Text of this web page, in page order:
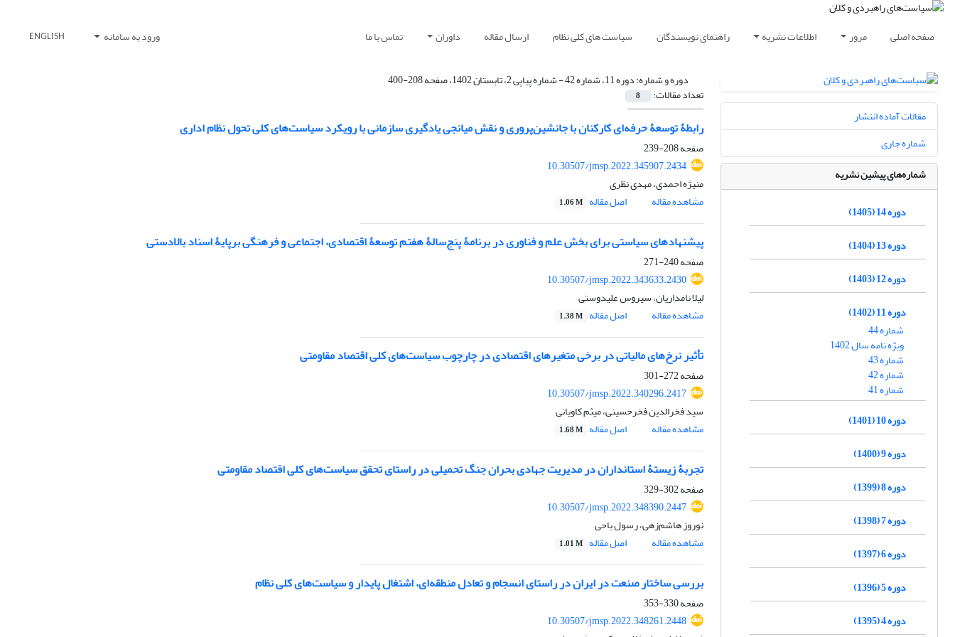
صفحه اصلی مرور اطلاعات نشریه راهنمای نویسندگان سیاست های کلی نظام ارسال مقاله داوران تماس با ما ورود به سامانه ENGLISH
دوره و شماره:دوره 11، شماره 42 - شماره پیاپی 2، تابستان 1402، صفحه 208-400
تعداد مقالات: 8
رابطۀ توسعۀ حرفه‌ای کارکنان با جانشین‌پروری و نقش میانجی یادگیری سازمانی با رویکرد سیاست‌های کلی تحول نظام اداری
صفحه208-239
10.30507/jmsp.2022.345907.2434
منیژه احمدی، مهدی نظری
مشاهده مقاله
اصل مقاله 1.06 M
پیشنهادهای سیاستی برای بخش علم و فناوری در برنامۀ پنج‌سالۀ هفتم توسعۀ اقتصادی، اجتماعی و فرهنگی برپایۀ اسناد بالادستی
صفحه240-271
10.30507/jmsp.2022.343633.2430
لیلا نامداریان، سیروس علیدوستی
مشاهده مقاله
اصل مقاله 1.38 M
تأثیر نرخ‌های مالیاتی در برخی متغیرهای اقتصادی در چارچوب سیاست‌های کلی اقتصاد مقاومتی
صفحه272-301
10.30507/jmsp.2022.340296.2417
سید فخرالدین فخرحسینی، میثم کاویانی
مشاهده مقاله
اصل مقاله 1.68 M
تجربۀ زیستۀ استانداران در مدیریت جهادی بحران جنگ تحمیلی در راستای تحقق سیاست‌های کلی اقتصاد مقاومتی
صفحه302-329
10.30507/jmsp.2022.348390.2447
نوروز هاشم‌زهی، رسول یاحی
مشاهده مقاله
اصل مقاله 1.01 M
بررسی ساختار صنعت در ایران در راستای انسجام و تعادل منطقه‌ای، اشتغال پایدار و سیاست‌های کلی نظام
صفحه330-353
10.30507/jmsp.2022.348261.2448
مقالات آماده انتشار
شماره جاری
شماره‌های پیشین نشریه
دوره 14 (1405)
دوره 13 (1404)
دوره 12 (1403)
دوره 11 (1402)
شماره 44
ویژه نامه سال 1402
شماره 43
شماره 42
شماره 41
دوره 10 (1401)
دوره 9 (1400)
دوره 8 (1399)
دوره 7 (1398)
دوره 6 (1397)
دوره 5 (1396)
دوره 4 (1395)